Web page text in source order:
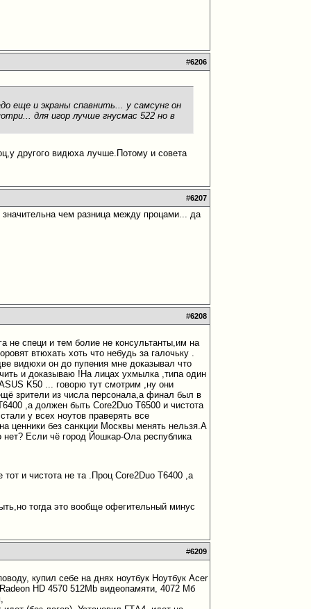
#6206
еще и экраны спавнить... у самсунг он
для игор лучше гнусмас 522 но в
другого видюха лучше.Потому и совета
#6207
чем разница между процами... да
#6208
не специ и тем болие не консультанты,им на
втюхать хоть что небудь за галочьку .
видюхи он до пупения мне доказывал что
и доказываю !На лицах ухмылка ,типа один
K50 ... говорю тут смотрим ,ну они
зрители из числа персонала,а финал был в
,а должен быть Core2Duo T6500 и чистота
у всех ноутов праверять все
ценники без санкции Москвы менять нельзя.А
Если чё город Йошкар-Ола республика
и чистота не та .Проц Core2Duo T6400 ,а
тогда это вообще офегительный минус
#6209
купил себе на днях ноутбук Ноутбук Acer
HD 4570 512Mb видеопамяти, 4072 Мб